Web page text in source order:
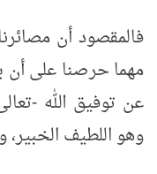
فالمقصود أن
مهما حرصنا على أن
عن توفيق الله -
وهو اللطيف الخبير،